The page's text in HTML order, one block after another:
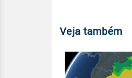
Veja também